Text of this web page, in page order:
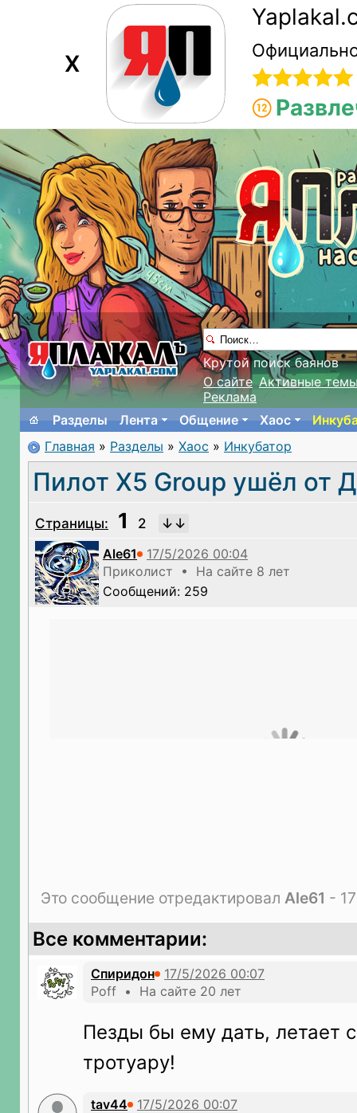
X
Крутой поиск баянов
О сайте Активные
Реклама
Разделы
Лента Общение Хаос
Главная » Разделы » Хаос » Инкубатор
Пилот X5 Group ушёл от
Страницы: 1
2
Ale61
Приколист • На сайте 8 лет
Сообщений: 259
Это сообщение отредактировал Ale61 -
Все комментарии:
Спиридон
Poff • На сайте 20 лет
Пезды бы ему дать, летает
тротуару!
tav44